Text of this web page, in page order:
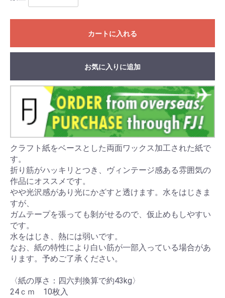
カートに入れる
お気に入りに追加
クラフト紙をベースとした両面ワックス加工された紙で
す。
折り筋がハッキリとつき、ヴィンテージ感ある雰囲気の
作品にオススメです。
やや光沢感があり光にかざすと透けます。水をはじきま
すが、
ガムテープを張っても剝がせるので、仮止めもしやすい
です。
水をはじき、熱には弱いです。
なお、紙の特性により白い筋が一部入っている場合があ
ります。予めご了承ください。
〈紙の厚さ：四六判換算で約43kg〉
24ｃｍ 10枚入